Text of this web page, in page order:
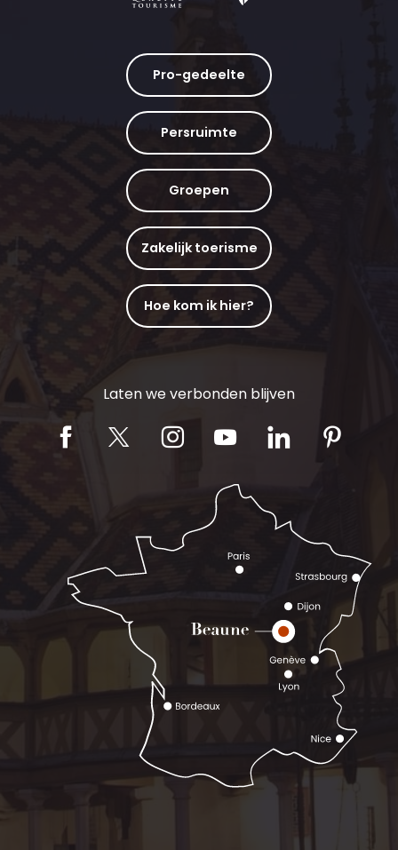
Pro-gedeelte
Persruimte
Groepen
Zakelijk toerisme
Hoe kom ik hier?
Laten we verbonden blijven